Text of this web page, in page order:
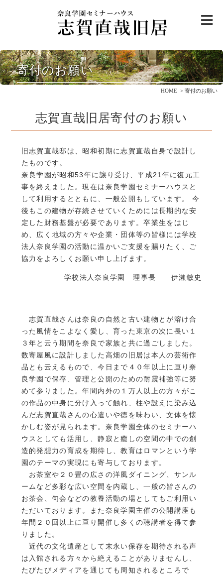
奈良学園セミナーハウス公開講座のお知らせ
志賀直哉旧居について
ご利用案内・アクセス
邸内ご案内
志賀直哉について
ニュース＆トピックス
寄付のお願い
寄付のお願い
HOME 寄付のお願い
志賀直哉旧居寄付のお願い
旧志賀直哉邸は、昭和初期に志賀直哉自身で設計し
たものです。
奈良学園が昭和53年に譲り受け、平成21年に復元工
事を終えました。現在は奈良学園セミナーハウスと
して利用するとともに、一般公開もしています。 今
後もこの建物が存続させていくためには長期的な安
定した財務基盤が必要であります。卒業生をはじ
め、広く地域の方々や企業・団体等の皆様には学校
法人奈良学園の活動に温かいご支援を賜りたく、ご
協力をよろしくお願い申し上げます。
学校法人奈良学園 理事長 伊瀨敏史
志賀直哉さんは奈良の自然と古い建物とが溶け合
った風情をこよなく愛し、育った東京の次に長い１
３年と云う期間を奈良で家族と共に過ごしました。
数寄屋風に設計しました高畑の旧居は本人の芸術作
品とも云えるもので、今日まで４０年以上に亘り奈
良学園で保存、管理と公開のための耐震補強等に努
めて参りました。年間内外の１万人以上の方々がこ
の作品の中身に分け入って触れ、柱や設えに染み込
んだ志賀直哉さんの心遣いや徳を味わい、文体を懐
かしむ姿が見られます。奈良学園全体のセミナーハ
ウスとしても活用し、静寂と癒しの空間の中での創
造的発想力の育成を期待し、教育はロマンという学
園のテーマの実現にも寄与しております。
お茶室や２０畳の広さの洋風ダイニング、サンル
ームなど多彩な広い空間を内蔵し、一般の皆さんの
お茶会、句会などの教養活動の場としてもご利用い
ただいております。また奈良学園主催の公開講座も
年間２０回以上に亘り開催し多くの聴講者を得て参
りました。
近代の文化遺産として末永い保存を期待される声
は入館される方々から絶えることがありませんし、
たびたびメディアを通じても周知されるところで